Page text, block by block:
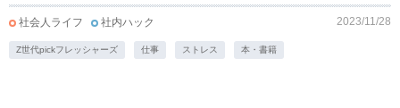
社会人ライフ 社内ハック 2023/11/28
Z世代pickフレッシャーズ 仕事 ストレス 本・書籍